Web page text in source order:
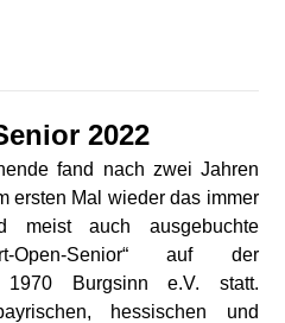
2022
fand nach zwei Jahren
ersten Mal wieder das immer
meist auch ausgebuchte
Open-Senior“ auf der
Burgsinn e.V. statt.
hessischen und